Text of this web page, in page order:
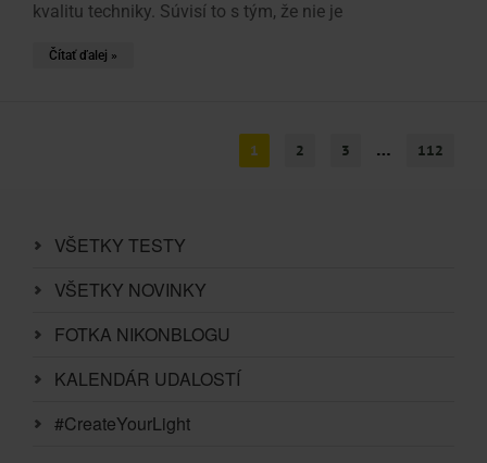
kvalitu techniky. Súvisí to s tým, že nie je
Čítať ďalej »
1 2 3 … 112
VŠETKY TESTY
VŠETKY NOVINKY
FOTKA NIKONBLOGU
KALENDÁR UDALOSTÍ
#CreateYourLight